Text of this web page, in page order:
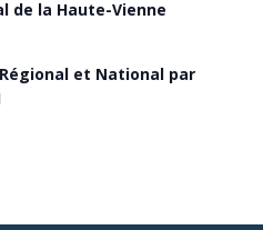
de la Haute-Vienne
et National par